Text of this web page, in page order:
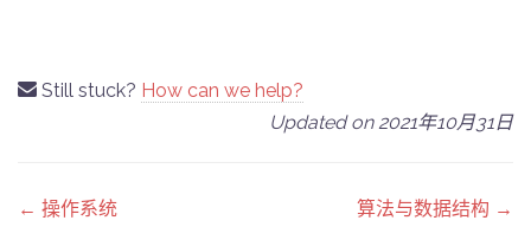
Still stuck? How can we help?
Updated on 2021年10月31日
Doc
← 操作系统 算法与数据结构 →